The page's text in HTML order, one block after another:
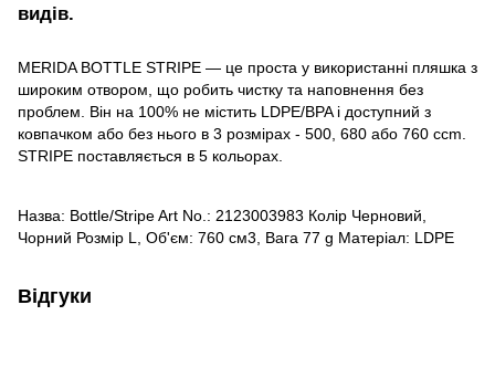
видів.
MERIDA BOTTLE STRIPE — це проста у використанні пляшка з
широким отвором, що робить чистку та наповнення без
проблем. Він на 100% не містить LDPE/BPA і доступний з
ковпачком або без нього в 3 розмірах - 500, 680 або 760 ccm.
STRIPE поставляється в 5 кольорах.
Назва: Bottle/Stripe Art No.: 2123003983 Колір Черновий,
Чорний Розмір L, Об'єм: 760 см3, Вага 77 g Матеріал: LDPE
Відгуки